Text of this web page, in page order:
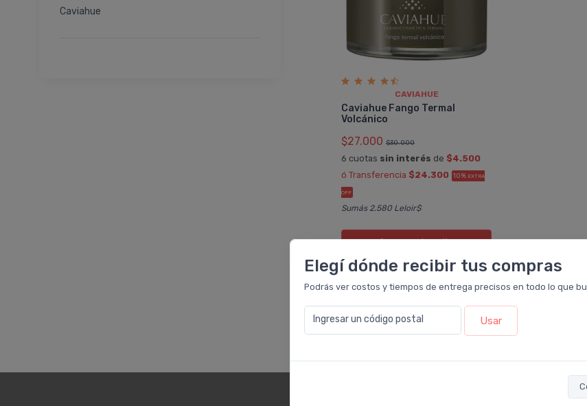
Elegí dónde recibir tus compras
Podrás ver costos y tiempos de entrega precisos en todo lo que
Ingresar un código postal Usar
Caviahue
CAVIAHUE
Caviahue Fango Termal
Volcánico
$27.000 $30.000
6 cuotas sin interés de $4.500
ó Transferencia $24.300 10% EXTRA
OFF
Sumás 2.580 Leloir$
Agregaral carrito